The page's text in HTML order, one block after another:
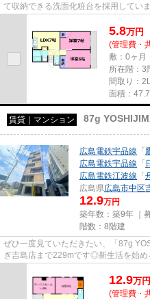
て収納できる洗面化粧台を採用してい
5.8万円
(管理費・
敷：0ヶ月
所在階：3
間取り：
面積：
賃貸｜マンション 87g
広島電鉄宇品線 「
広島電鉄宇品線 「
広島電鉄江波線 「
広島県広島市中区
12.9万円
築年数：築9年 ｜
階数：8階建
ぜひ一度見ていただきたい、「87g
ぎ吉島店まで229mです◎新生活を始
12.9万円
(管理費・